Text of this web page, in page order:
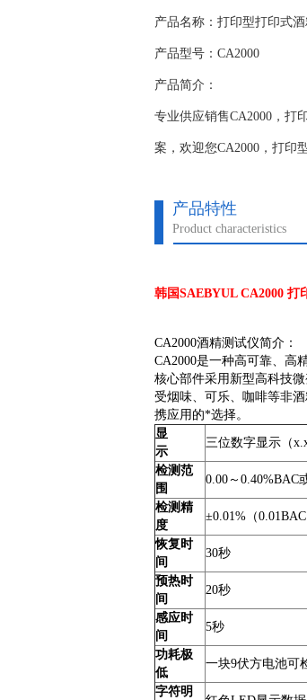
产品名称：打印型打印式
产品型号：CA2000
产品简介：
专业供应销售CA2000，打
案，欢迎您CA2000，打印
产品特性
Product characteristics
韩国SAEBYUL CA2000 打
CA2000酒精测试仪简介：
CA2000是一种高可靠、高
核心部件采用新型高科技
受烟味、可乐、咖啡等非
携应用的*选择。
显
示
三位数字显示（
检测范
围
0.00～0.40%BAC
检测精
度
±0.01%（
恢复时
间
30秒
预热时
间
20秒
感应时
间
5秒
功耗极
低
一块9伏方电池可
字符明